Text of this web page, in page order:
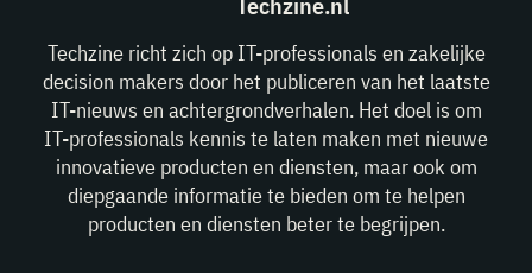
Techzine richt zich op IT-professionals en zakelijke
decision makers door het publiceren van het laatste
IT-nieuws en achtergrondverhalen. Het doel is om
IT-professionals kennis te laten maken met nieuwe
innovatieve producten en diensten, maar ook om
diepgaande informatie te bieden om te helpen
producten en diensten beter te begrijpen.